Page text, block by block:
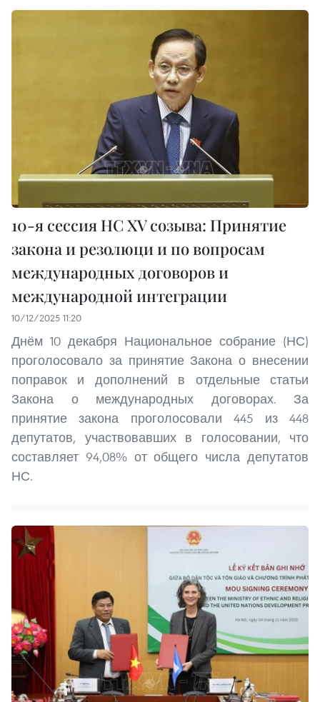
10-я сессия НС XV созыва: Принятие
закона и резолюци и по вопросам
международных договоров и
международной интеграции
10/12/2025 11:20
Днём 10 декабря Национальное собрание (НС)
проголосовало за принятие Закона о внесении
поправок и дополнений в отдельные статьи
Закона о международных договорах. За
принятие закона проголосовали 445 из 448
депутатов, участвовавших в голосовании, что
составляет 94,08% от общего числа депутатов
НС.